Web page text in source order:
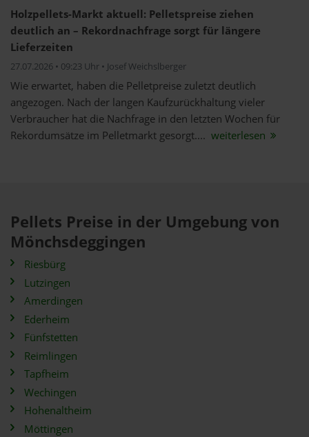
Holzpellets-Markt aktuell: Pelletspreise ziehen
deutlich an – Rekordnachfrage sorgt für längere
Lieferzeiten
27.07.2026 • 09:23 Uhr • Josef Weichslberger
Wie erwartet, haben die Pelletpreise zuletzt deutlich
angezogen. Nach der langen Kaufzurückhaltung vieler
Verbraucher hat die Nachfrage in den letzten Wochen für
Rekordumsätze im Pelletmarkt gesorgt.... weiterlesen
Pellets Preise in der Umgebung von
Mönchsdeggingen
Riesbürg
Lutzingen
Amerdingen
Ederheim
Fünfstetten
Reimlingen
Tapfheim
Wechingen
Hohenaltheim
Möttingen